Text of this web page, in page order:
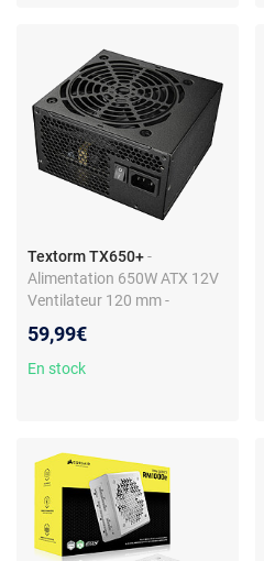
Textorm TX650+-
Alimentation 650W ATX 12V
Ventilateur 120 mm -
59,99€
En stock